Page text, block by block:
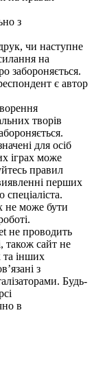
з
чи наступне
на
забороняється.
є автор
творів
для осіб
іграх може
правил
перших
спеціаліста.
не може бути
не проводить
також сайт не
та інших
з
Будь-
в